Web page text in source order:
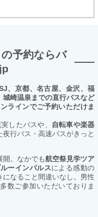
予約ならバ
、京都、名古屋、金沢、福
城崎温泉までの直行バスなど
ラインでご予約いただけま
したバスや、
自転車や楽器
行バス・高速バスがきっと
開。なかでも航空祭見学ツア
ーインパルスによる感動の
なること間違いなし。男性
数ご参加いただいておりま